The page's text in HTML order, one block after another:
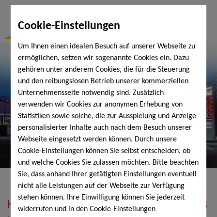
Cookie-Einstellungen
Um Ihnen einen idealen Besuch auf unserer Webseite zu
ermöglichen, setzen wir sogenannte Cookies ein. Dazu
gehören unter anderem Cookies, die für die Steuerung
und den reibungslosen Betrieb unserer kommerziellen
Unternehmensseite notwendig sind. Zusätzlich
verwenden wir Cookies zur anonymen Erhebung von
Statistiken sowie solche, die zur Ausspielung und Anzeige
personalisierter Inhalte auch nach dem Besuch unserer
Webseite eingesetzt werden können. Durch unsere
Cookie-Einstellungen können Sie selbst entscheiden, ob
und welche Cookies Sie zulassen möchten. Bitte beachten
Sie, dass anhand Ihrer getätigten Einstellungen eventuell
nicht alle Leistungen auf der Webseite zur Verfügung
stehen können. Ihre Einwilligung können Sie jederzeit
widerrufen und in den Cookie-Einstellungen
Heizöl, Diesel, Schmierstoffe, Holzpellets